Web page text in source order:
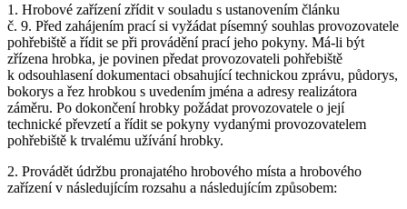
1. Hrobové zařízení zřídit v souladu s ustanovením článku
č. 9. Před zahájením prací si vyžádat písemný souhlas provozovatele
pohřebiště a řídit se při provádění prací jeho pokyny. Má-li být
zřízena hrobka, je povinen předat provozovateli pohřebiště
k odsouhlasení dokumentaci obsahující technickou zprávu, půdorys,
bokorys a řez hrobkou s uvedením jména a adresy realizátora
záměru. Po dokončení hrobky požádat provozovatele o její
technické převzetí a řídit se pokyny vydanými provozovatelem
pohřebiště k trvalému užívání hrobky.
2. Provádět údržbu pronajatého hrobového místa a hrobového
zařízení v následujícím rozsahu a následujícím způsobem: